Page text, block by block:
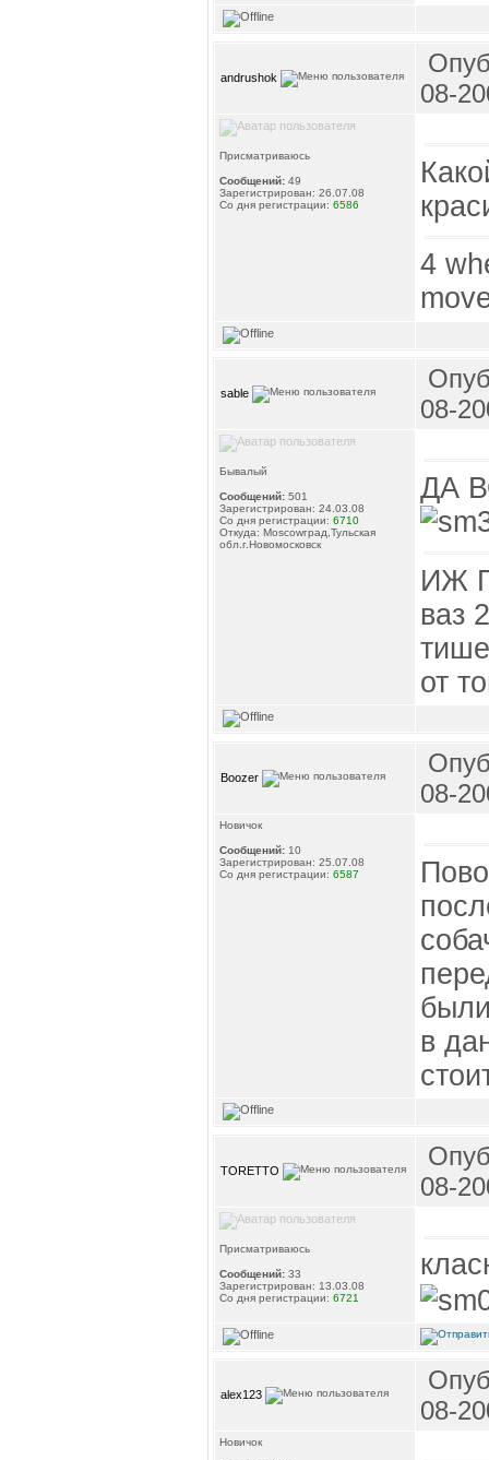
andrushok
08-
Присматриваюсь
Сообщений: 49
Зарегистрирован: 26.07.08
Со дня регистрации: 6586
4
sable
08-
Бывалый
Сообщений: 501
Зарегистрирован: 24.03.08
Со дня регистрации: 6710
Откуда: Moscowград,Тульская
обл.г.Новомосковск
ДА
ИЖ
ваз
от
Boozer
08-
Новичок
Сообщений: 10
Зарегистрирован: 25.07.08
Со дня регистрации: 6587
в
TORETTO
08-
Присматриваюсь
Сообщений: 33
Зарегистрирован: 13.03.08
Со дня регистрации: 6721
alex123
08-
Новичок